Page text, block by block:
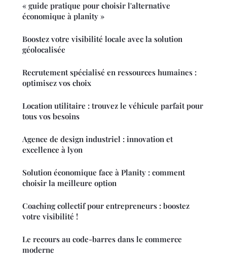
« guide pratique pour choisir l'alternative
économique à planity »
Boostez votre visibilité locale avec la solution
géolocalisée
Recrutement spécialisé en ressources humaines :
optimisez vos choix
Location utilitaire : trouvez le véhicule parfait pour
tous vos besoins
Agence de design industriel : innovation et
excellence à lyon
Solution économique face à Planity : comment
choisir la meilleure option
Coaching collectif pour entrepreneurs : boostez
votre visibilité !
Le recours au code-barres dans le commerce
moderne